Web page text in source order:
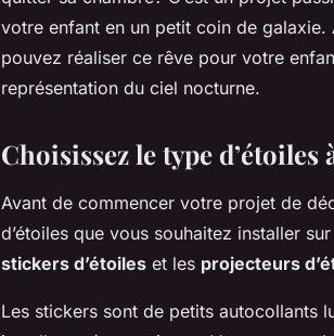
votre enfant en un petit coin de
pouvez réaliser ce rêve pour votre
représentation du ciel nocturne.
Choisissez le type d’étoiles
Avant de commencer votre projet de
d’étoiles que vous souhaitez installer
stickers d’étoiles et les projecteurs
Les stickers sont de petits autocollants